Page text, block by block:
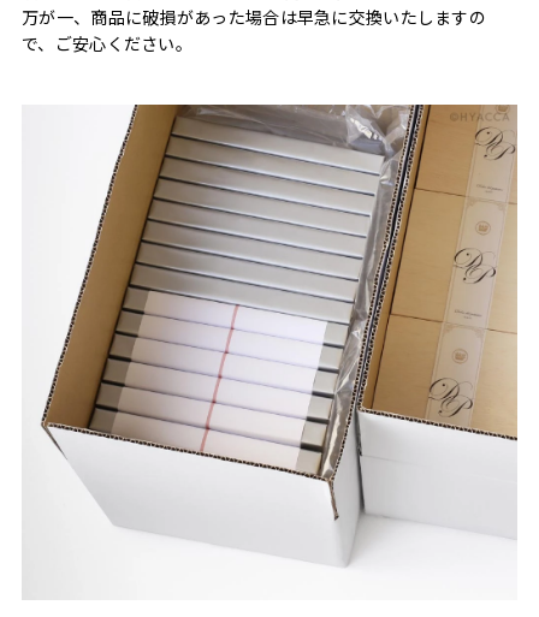
万が一、商品に破損があった場合は早急に交換いたしますの
で、ご安心ください。